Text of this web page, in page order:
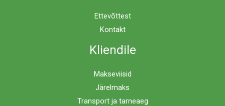
Ettevõttest
Kontakt
Kliendile
Makseviisid
Järelmaks
Transport ja tarneaeg